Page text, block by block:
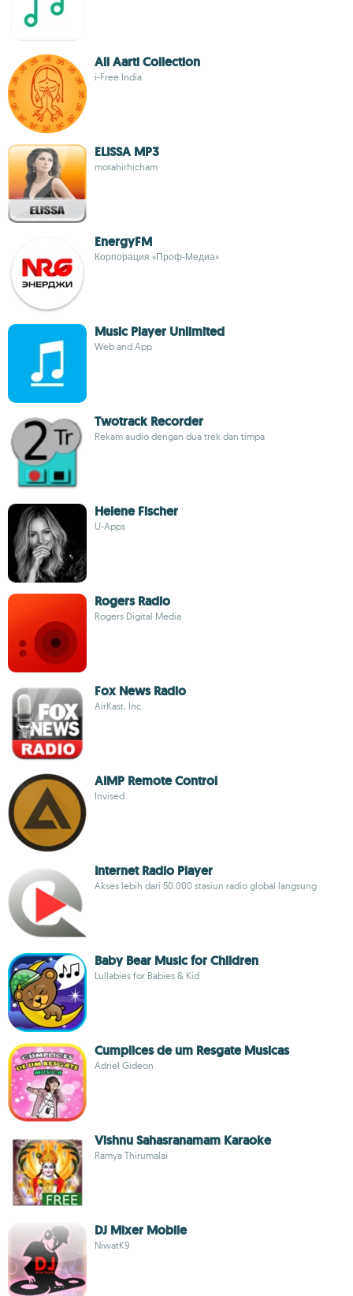
All Aarti Collection
i-Free India
ELISSA MP3
motahirhicham
EnergyFM
Корпорация «Проф-Медиа»
Music Player Unlimited
Web and App
Twotrack Recorder
Rekam audio dengan dua trek dan timpa
Helene Fischer
U-Apps
Rogers Radio
Rogers Digital Media
Fox News Radio
AirKast, Inc.
AIMP Remote Control
Invised
Internet Radio Player
Akses lebih dari 50.000 stasiun radio global langsung
Baby Bear Music for Children
Lullabies for Babies & Kid
Cumplices de um Resgate Musicas
Adriel Gideon
Vishnu Sahasranamam Karaoke
Ramya Thirumalai
DJ Mixer Mobile
NiwatK9